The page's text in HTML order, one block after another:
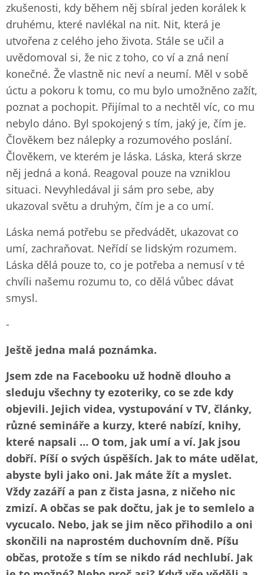
zkušenosti, kdy během něj sbíral jeden korálek k
druhému, které navlékal na nit. Nit, která je
utvořena z celého jeho života. Stále se učil a
uvědomoval si, že nic z toho, co ví a zná není
konečné. Že vlastně nic neví a neumí. Měl v sobě
úctu a pokoru k tomu, co mu bylo umožněno zažít,
poznat a pochopit. Přijímal to a nechtěl víc, co mu
nebylo dáno. Byl spokojený s tím, jaký je, čím je.
Člověkem bez nálepky a rozumového poslání.
Člověkem, ve kterém je láska. Láska, která skrze
něj jedná a koná. Reagoval pouze na vzniklou
situaci. Nevyhledával ji sám pro sebe, aby
ukazoval světu a druhým, čím je a co umí.
Láska nemá potřebu se předvádět, ukazovat co
umí, zachraňovat. Neřídí se lidským rozumem.
Láska dělá pouze to, co je potřeba a nemusí v té
chvíli našemu rozumu to, co dělá vůbec dávat
smysl.
-
Ještě jedna malá poznámka.
Jsem zde na Facebooku už hodně dlouho a
sleduju všechny ty ezoteriky, co se zde kdy
objevili. Jejich videa, vystupování v TV, články,
různé semináře a kurzy, které nabízí, knihy,
které napsali … O tom, jak umí a ví. Jak jsou
dobří. Píší o svých úspěších. Jak to máte udělat,
abyste byli jako oni. Jak máte žít a myslet.
Vždy zazáří a pan z čista jasna, z ničeho nic
zmizí. A občas se pak dočtu, jak je to semlelo a
vycucalo. Nebo, jak se jim něco přihodilo a oni
skončili na naprostém duchovním dně. Píšu
občas, protože s tím se nikdo rád nechlubí. Jak